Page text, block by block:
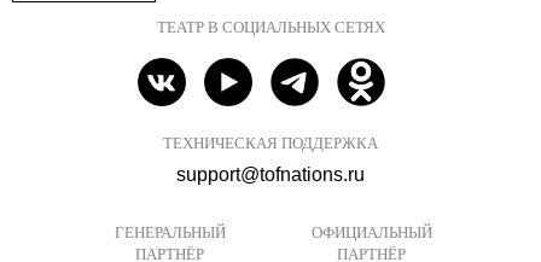
ТЕАТР В СОЦИАЛЬНЫХ СЕТЯХ
ТЕХНИЧЕСКАЯ ПОДДЕРЖКА
support@tofnations.ru
ГЕНЕРАЛЬНЫЙ
ПАРТНЁР
ОФИЦИАЛЬНЫЙ
ПАРТНЁР